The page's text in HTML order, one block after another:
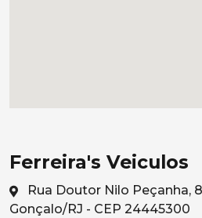
Ferreira's Veiculos
Rua Doutor Nilo Peçanha,
Gonçalo/RJ - CEP 24445300